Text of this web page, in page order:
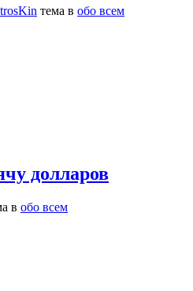
тема в обо всем
долларов
в обо всем